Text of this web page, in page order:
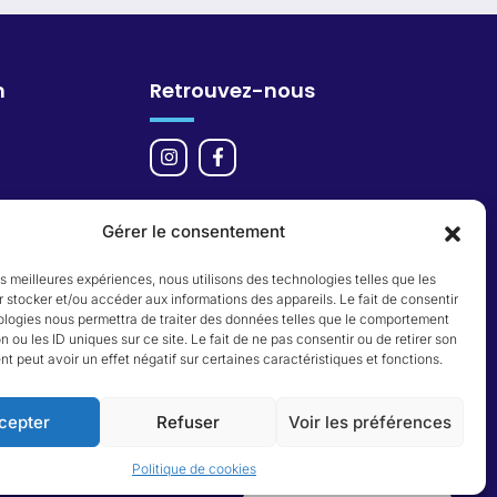
Gérer le consentement
meilleures expériences, nous utilisons des technologies telles que les
stocker et/ou accéder aux informations des appareils. Le fait de consentir
nous permettra de traiter des données telles que le comportement
ou les ID uniques sur ce site. Le fait de ne pas consentir ou de retirer son
peut avoir un effet négatif sur certaines caractéristiques et fonctions.
Refuser Voir les préférences
Politique de cookies
Retrouvez-nous